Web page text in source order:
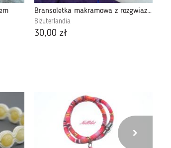
Bransoletka makramowa z rozgwiazdą
Biżuterlandia
30,00 zł